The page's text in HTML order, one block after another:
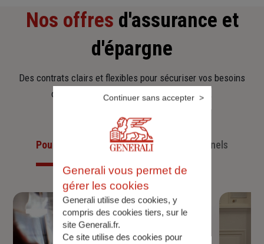
Nos offres d'assurance et
d'épargne
Des contrats clairs et flexibles pour sécuriser vos besoins
d’aujourd’hui et anticiper ceux de demain.
Pour les particuliersPour les professionnels
Generali vous permet de
gérer les cookies
Generali utilise des cookies, y
compris des cookies tiers, sur le
site Generali.fr.
Ce site utilise des cookies pour
Continuer sans accepter